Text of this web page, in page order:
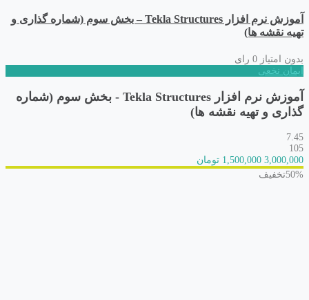
آموزش نرم افزار Tekla Structures – بخش سوم (شماره گذاری و
تهیه نقشه ها)
بدون امتیاز 0 رای
ایمان نخعی
آموزش نرم افزار Tekla Structures - بخش سوم (شماره
گذاری و تهیه نقشه ها)
7.45
105
3,000,000 1,500,000 تومان
50%تخفیف